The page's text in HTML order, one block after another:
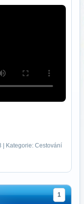
| Kategorie: Cestování
1